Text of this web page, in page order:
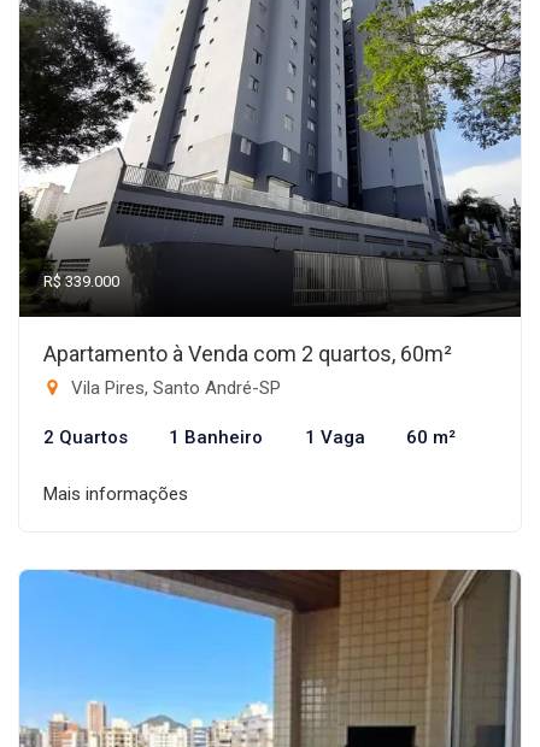
R$ 339.000
Apartamento à Venda com 2 quartos, 60m²
Vila Pires, Santo André-SP
2 Quartos 1 Banheiro 1 Vaga 60 m²
Mais informações